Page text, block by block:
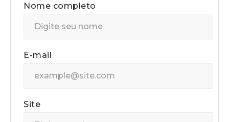
Nome completo
E-mail
Site